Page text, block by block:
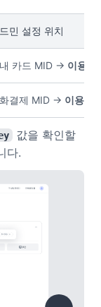
민 설정 위치
카드 MID → 이용서
결제 MID → 이용서
값을 확인할
다.